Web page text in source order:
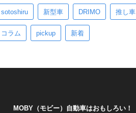
sotoshiru 新型車 DRIMO 推し車
コラム pickup 新着
MOBY（モビー）自動車はおもしろい！